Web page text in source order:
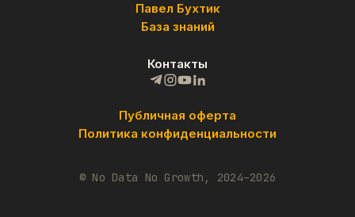
Павел Бухтик
База знаний
Контакты
Публичная оферта
Политика конфиденциальности
© No Data No Growth, 2024–2026